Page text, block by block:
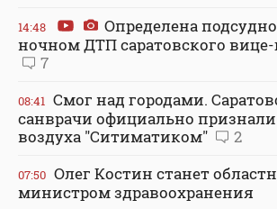
14:48
Определена
ночном ДТП саратовского вице-
7
08:41 Смог над городами.
санврачи официально
воздуха "Ситиматиком"
2
07:50 Олег Костин станет
министром здравоохранения